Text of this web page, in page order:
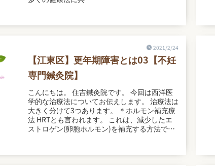
2021/2/24
【江東区】更年期障害とは03【不妊
専門鍼灸院】
こんにちは。 住吉鍼灸院です。 今回は西洋医
学的な治療法についてお伝えします。 治療法は
大きく分けて3つあります。 ＊ホルモン補充療
法 HRTとも言われます。 これは、減少したエ
ストロゲン(卵胞ホルモン)を補充する方法で…